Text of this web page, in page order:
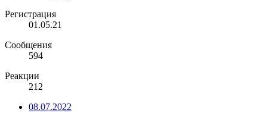
Регистрация
01.05.21
Сообщения
594
Реакции
212
08.07.2022